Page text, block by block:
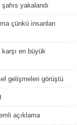
yakalandı
çünkü insanları
en büyük
gelişmeleri görüştü
açıklama